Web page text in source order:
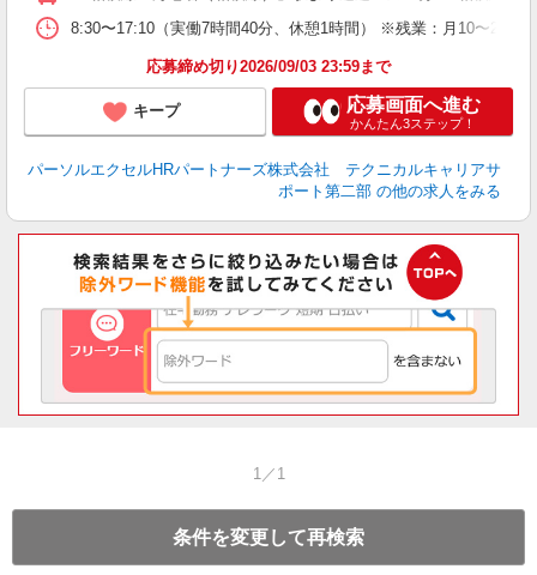
8:30〜17:10（実働7時間40分、休憩1時間） ※残業：月10〜20
応募締め切り2026/09/03 23:59まで
キープ 応募画面へ進む
かんたん3ステップ！
パーソルエクセルHRパートナーズ株式会社 テクニカルキャリアサ
ポート第二部 の他の求人をみる
1／1
条件を変更して再検索